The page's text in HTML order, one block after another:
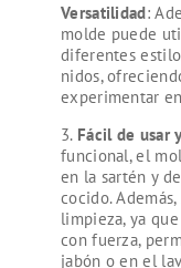
Versatilidad:
molde puede
diferentes
nidos,
experimentar
Fácil de usar
funcional, el
en la sartén y
cocido.
limpieza, ya
con fuerza,
jabón o en el